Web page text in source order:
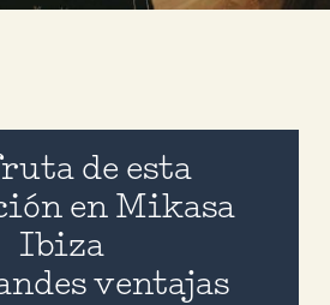
de esta
en Mikasa
Ibiza
ventajas